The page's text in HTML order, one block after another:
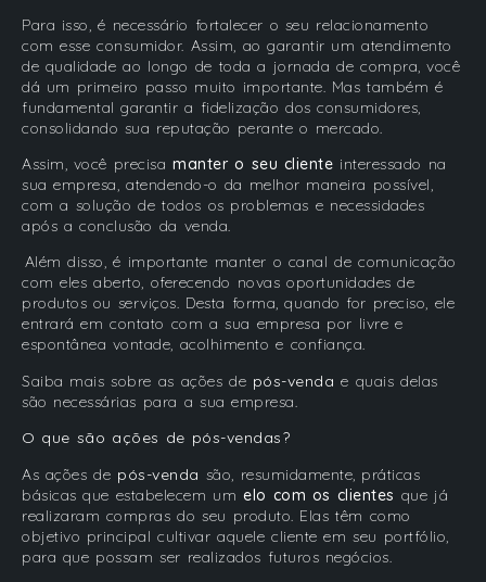
Para isso, é necessário fortalecer o seu relacionamento
com esse consumidor. Assim, ao garantir um atendimento
de qualidade ao longo de toda a jornada de compra, você
dá um primeiro passo muito importante. Mas também é
fundamental garantir a fidelização dos consumidores,
consolidando sua reputação perante o mercado.
Assim, você precisamanter o seu cliente interessado na
sua empresa, atendendo-o da melhor maneira possível,
com a solução de todos os problemas e necessidades
após a conclusão da venda.
Além disso, é importante manter o canal de comunicação
com eles aberto, oferecendo novas oportunidades de
produtos ou serviços. Desta forma, quando for preciso, ele
entrará em contato com a sua empresa por livre e
espontânea vontade, acolhimento e confiança.
Saiba mais sobre as ações de pós-venda e quais delas
são necessárias para a sua empresa.
O que são ações de pós-vendas?
As ações de pós-venda são, resumidamente, práticas
básicas que estabelecem umelo com os clientes que já
realizaram compras do seu produto. Elas têm como
objetivo principal cultivar aquele cliente em seu portfólio,
para que possam ser realizados futuros negócios.